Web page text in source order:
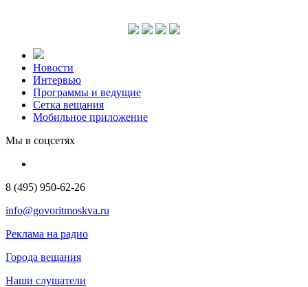
Новости
Интервью
Программы и ведущие
Сетка вещания
Мобильное приложение
Мы в соцсетях
8 (495) 950-62-26
info@govoritmoskva.ru
Реклама на радио
Города вещания
Наши слушатели